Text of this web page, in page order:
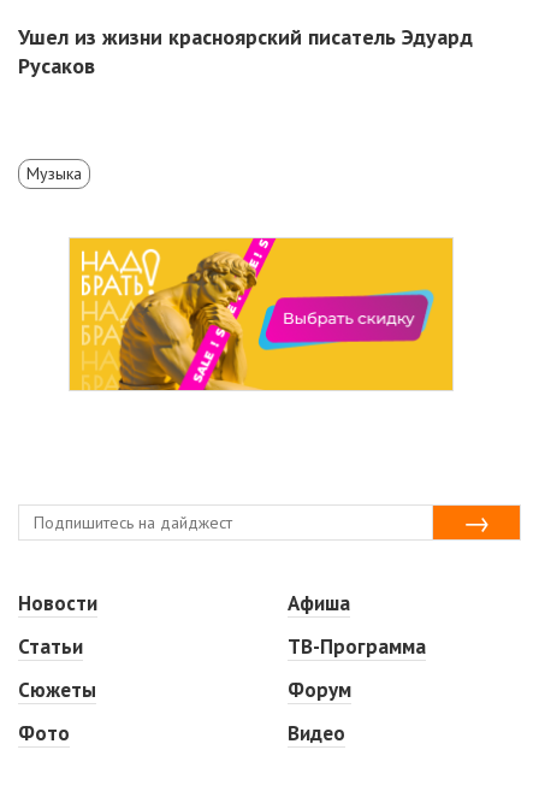
Ушел из жизни красноярский писатель Эдуард
Русаков
Музыка
Новости
Статьи
Сюжеты
Фото
Афиша
ТВ-Программа
Форум
Видео